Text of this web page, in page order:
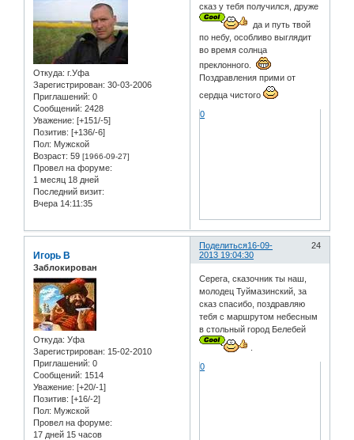
Откуда: г.Уфа
Зарегистрирован: 30-03-2006
Приглашений: 0
Сообщений: 2428
Уважение: [+151/-5]
Позитив: [+136/-6]
Пол: Мужской
Возраст: 59 [1966-09-27]
Провел на форуме:
1 месяц 18 дней
Последний визит:
Вчера 14:11:35
сказ у тебя получился, друже
да и путь твой
по небу, особливо выглядит
во время солнца
преклонного.
Поздравления прими от
сердца чистого
0
Поделиться 24
16-09-
2013 19:04:30
Игорь В
Заблокирован
Откуда: Уфа
Зарегистрирован: 15-02-2010
Приглашений: 0
Сообщений: 1514
Уважение: [+20/-1]
Позитив: [+16/-2]
Пол: Мужской
Провел на форуме:
17 дней 15 часов
Серега, сказочник ты наш,
молодец Туймазинский, за
сказ спасибо, поздравляю
тебя с маршрутом небесным
в стольный город Белебей
0